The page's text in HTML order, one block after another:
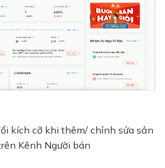
kích cỡ khi thêm/ chỉnh sửa sản
Kênh Người bán